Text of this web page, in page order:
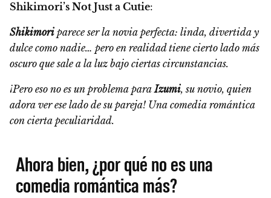
Shikimori’s Not Just a Cutie:
Shikimori parece ser la novia perfecta: linda, divertida y
dulce como nadie… pero en realidad tiene cierto lado más
oscuro que sale a la luz bajo ciertas circunstancias.
¡Pero eso no es un problema paraIzumi, su novio, quien
adora ver ese lado de su pareja! Una comedia romántica
con cierta peculiaridad.
Ahora bien, ¿por qué no es una
comedia romántica más?